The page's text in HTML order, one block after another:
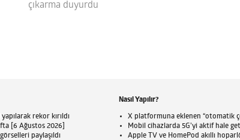
çıkarma duyurdu
rekor kırıldı
[6 Ağustos 2026]
paylaşıldı
Nasıl Yapılır?
X platformuna eklenen “otomatik
Mobil cihazlarda 5G’yi aktif hale
Apple TV ve HomePod akıllı